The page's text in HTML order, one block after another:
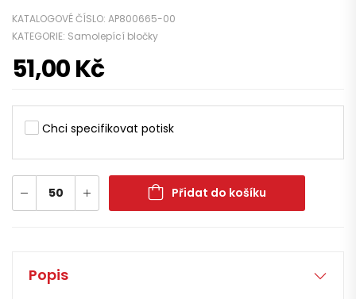
KATALOGOVÉ ČÍSLO: AP800665-00
KATEGORIE: Samolepící bločky
51,00Kč
Chci specifikovat potisk
Přidat do košíku
Popis